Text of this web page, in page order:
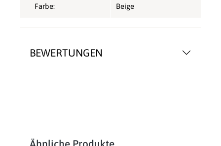
BEWERTUNGEN
Farbe: Beige
Produktgalerie überspringen
Ähnliche Produkte